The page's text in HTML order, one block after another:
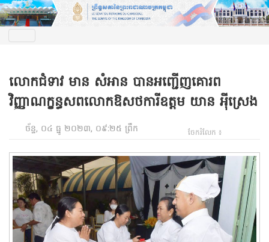
លោកជំទាវ មាន សំអាន បានអញ្ជើញគោរព
វិញ្ញាណក្ខន្ធសពលោកឱសថការីឧត្តម យាន អុីស្រេង
ច័ន្ទ, ០៤ ធ្នូ ២០២៣, ០៩:២៥ ព្រឹក ចែករំលែក ៖